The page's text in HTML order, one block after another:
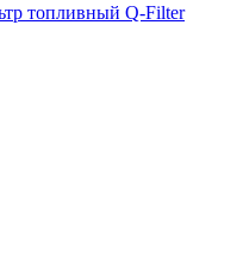
топливный Q-Filter